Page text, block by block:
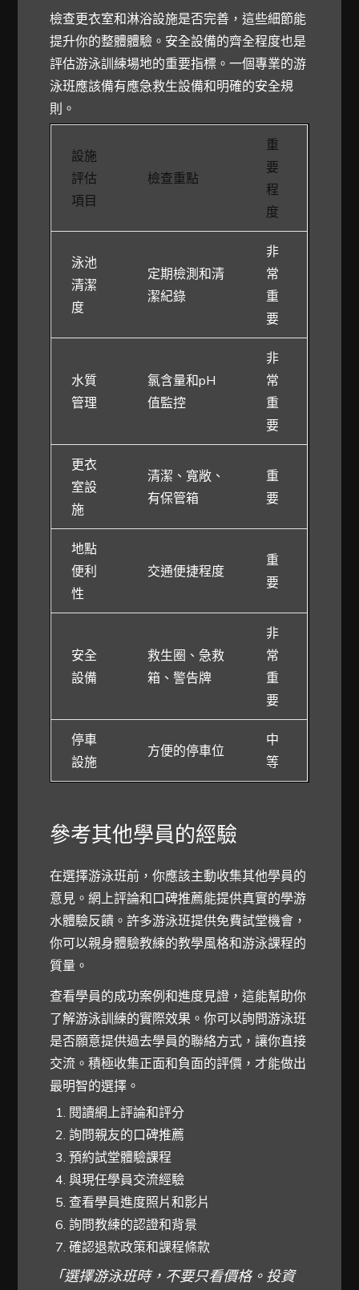
檢查更衣室和淋浴設施是否完善，這些細節能
提升你的整體體驗。安全設備的齊全程度也是
評估游泳訓練場地的重要指標。一個專業的游
泳班應該備有應急救生設備和明確的安全規
則。
設施
評估
項目
檢查重點
重
要
程
度
泳池
清潔
度
定期檢測和清
潔紀錄
非
常
重
要
水質
管理
氯含量和pH
值監控
非
常
重
要
更衣
室設
施
清潔、寬敞、
有保管箱
重
要
地點
便利
性
交通便捷程度
重
要
安全
設備
救生圈、急救
箱、警告牌
非
常
重
要
停車
設施
方便的停車位
中
等
參考其他學員的經驗
在選擇游泳班前，你應該主動收集其他學員的
意見。網上評論和口碑推薦能提供真實的學游
水體驗反饋。許多游泳班提供免費試堂機會，
你可以親身體驗教練的教學風格和游泳課程的
質量。
查看學員的成功案例和進度見證，這能幫助你
了解游泳訓練的實際效果。你可以詢問游泳班
是否願意提供過去學員的聯絡方式，讓你直接
交流。積極收集正面和負面的評價，才能做出
最明智的選擇。
閱讀網上評論和評分
詢問親友的口碑推薦
預約試堂體驗課程
與現任學員交流經驗
查看學員進度照片和影片
詢問教練的認證和背景
確認退款政策和課程條款
「選擇游泳班時，不要只看價格。投資